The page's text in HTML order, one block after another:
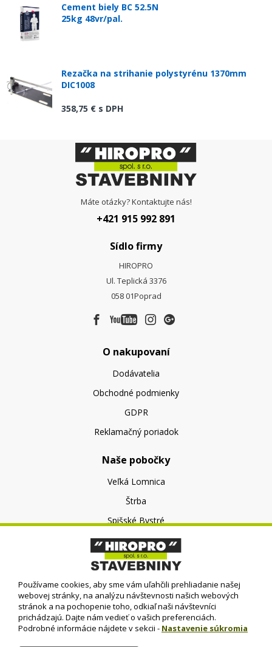
Cement biely BC 52.5N
25kg 48vr/pal.
Rezačka na strihanie polystyrénu 1370mm
DIC1008
358,75 € s DPH
Máte otázky? Kontaktujte nás!
+421 915 992 891
Sídlo firmy
HIROPRO
Ul. Teplická 3376
058 01Poprad
O nakupovaní
Dodávatelia
Obchodné podmienky
GDPR
Reklamačný poriadok
Naše pobočky
Veľká Lomnica
Štrba
Spišské Bystré
O nás
O spoločnosti
Kontakt
Používame cookies, aby sme vám uľahčili prehliadanie našej
webovej stránky, na analýzu návštevnosti našich webových
stránok a na pochopenie toho, odkiaľ naši návštevníci
prichádzajú. Dajte nám vedieť o vašich preferenciách.
Podrobné informácie nájdete v sekcii - Nastavenie súkromia